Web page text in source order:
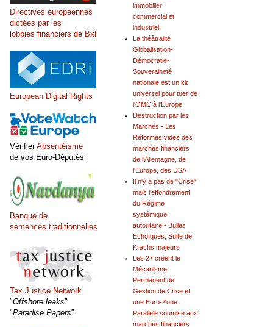
immobilier
commercial et
industriel
La théâtralité
Globalisation-
Démocratie-
Souveraineté
nationale est un kit
universel pour tuer de
l'OMC à l'Europe
Destruction par les
Marchés - Les
Réformes vides des
marchés financiers
de l'Allemagne, de
l'Europe, des USA
Il n'y a pas de "Crise"
mais l'effondrement
du Régime
systémique
autoritaire - Bulles
Echoïques, Suite de
Krachs majeurs
Les 27 créent le
Mécanisme
Permanent de
Gestion de Crise et
une Euro-Zone
Parallèle soumise aux
marchés financiers
Directives européennes
dictées par les
lobbies financiers de Bxl
European Digital Rights
VérifierAbsentéisme
de vos Euro-Députés
Banque de
semences traditionnelles
Tax Justice Network
"Offshore leaks"
"Paradise Papers"